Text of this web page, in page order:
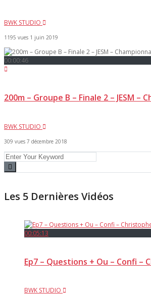
BWK STUDIO
1195 vues 1 juin 2019
00:00:46
200m – Groupe B – Finale 2 – JESM
BWK STUDIO
309 vues 7 décembre 2018
Les 5 Dernières Vidéos
00:05:13
Ep7 – Questions + Ou – Confi –
BWK STUDIO